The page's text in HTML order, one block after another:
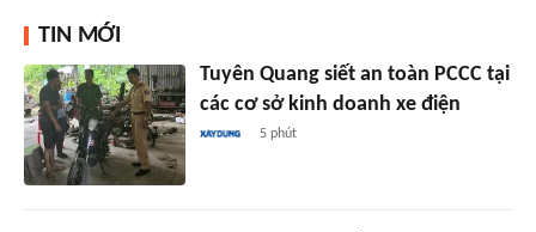
TIN MỚI
Tuyên Quang siết an toàn PCCC tại
các cơ sở kinh doanh xe điện
5 phút